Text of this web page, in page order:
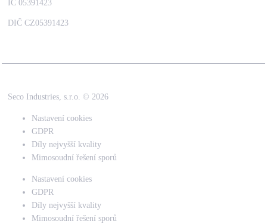
IČ 05391423
DIČ CZ05391423
Seco Industries, s.r.o. © 2026
Nastavení cookies
GDPR
Díly nejvyšší kvality
Mimosoudní řešení sporů
Nastavení cookies
GDPR
Díly nejvyšší kvality
Mimosoudní řešení sporů